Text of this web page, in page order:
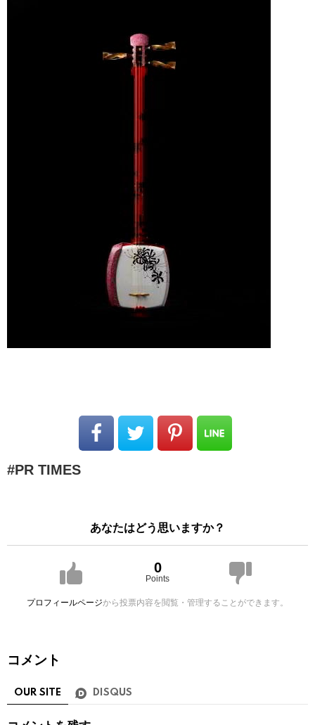
PR TIMES
あなたはどう思いますか？
0
Points
プロフィールページから投票内容を閲覧・管理することができます。
コメント
OUR SITE DISQUS